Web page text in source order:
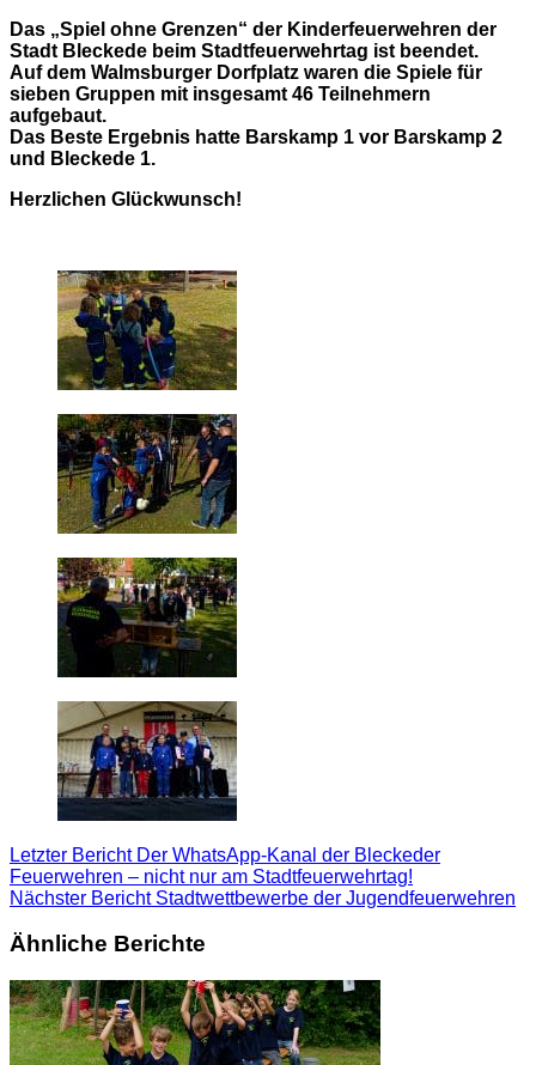
Das „Spiel ohne Grenzen“ der Kinderfeuerwehren der
Stadt Bleckede beim Stadtfeuerwehrtag ist beendet.
Auf dem Walmsburger Dorfplatz waren die Spiele für
sieben Gruppen mit insgesamt 46 Teilnehmern
aufgebaut.
Das Beste Ergebnis hatte Barskamp 1 vor Barskamp 2
und Bleckede 1.
Herzlichen Glückwunsch!
Letzter BerichtDer WhatsApp-Kanal der Bleckeder
Feuerwehren – nicht nur am Stadtfeuerwehrtag!
Nächster BerichtStadtwettbewerbe der Jugendfeuerwehren
Ähnliche Berichte